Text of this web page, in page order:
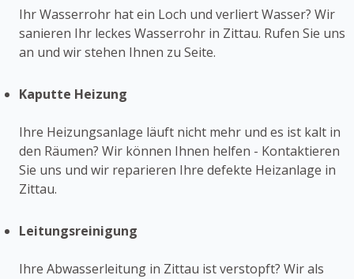
Ihr Wasserrohr hat ein Loch und verliert Wasser? Wir
sanieren Ihr leckes Wasserrohr in Zittau. Rufen Sie uns
an und wir stehen Ihnen zu Seite.
Kaputte Heizung
Ihre Heizungsanlage läuft nicht mehr und es ist kalt in
den Räumen? Wir können Ihnen helfen - Kontaktieren
Sie uns und wir reparieren Ihre defekte Heizanlage in
Zittau.
Leitungsreinigung
Ihre Abwasserleitung in Zittau ist verstopft? Wir als